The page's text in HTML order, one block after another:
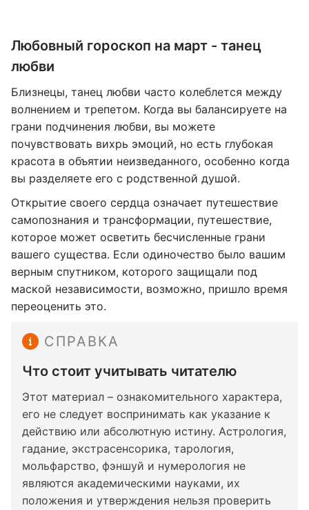
Любовный гороскоп на март - танец
любви
Близнецы, танец любви часто колеблется между
волнением и трепетом. Когда вы балансируете на
грани подчинения любви, вы можете
почувствовать вихрь эмоций, но есть глубокая
красота в объятии неизведанного, особенно когда
вы разделяете его с родственной душой.
Открытие своего сердца означает путешествие
самопознания и трансформации, путешествие,
которое может осветить бесчисленные грани
вашего существа. Если одиночество было вашим
верным спутником, которого защищали под
маской независимости, возможно, пришло время
переоценить это.
СПРАВКА
Что стоит учитывать читателю
Этот материал – ознакомительного характера,
его не следует воспринимать как указание к
действию или абсолютную истину. Астрология,
гадание, экстрасенсорика, тарология,
мольфарство, фэншуй и нумерология не
являются академическими науками, их
положения и утверждения нельзя проверить